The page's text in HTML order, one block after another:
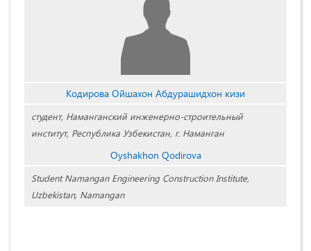
Кодирова Ойшахон Абдурашидхон кизи
студент, Наманганский инженерно-строительный
институт, Республика Узбекистан, г. Наманган
Oyshakhon Qodirova
Student Namangan Engineering Construction Institute,
Uzbekistan, Namangan